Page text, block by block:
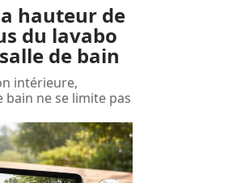
hauteur de
du lavabo
de bain
intérieure,
bain ne se limite pas